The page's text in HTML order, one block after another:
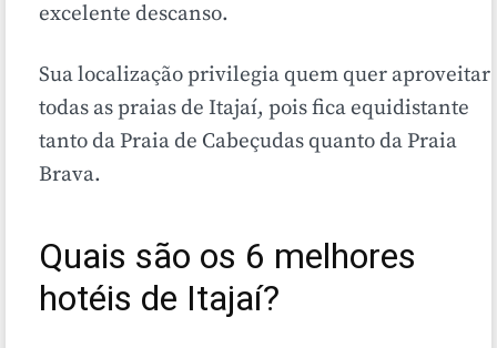
excelente descanso.
Sua localização privilegia quem quer aproveitar
todas as praias de Itajaí, pois fica equidistante
tanto da Praia de Cabeçudas quanto da Praia
Brava.
Quais são os 6 melhores
hotéis de Itajaí?